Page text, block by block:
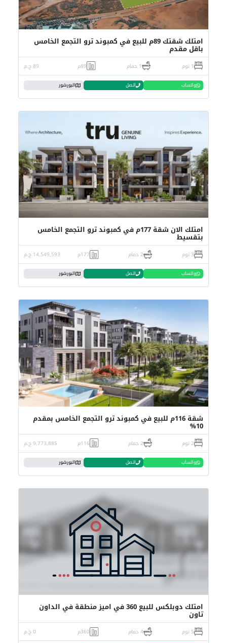
امتلك شقتك 89م للبيع في كمبوند ترو التجمع الخامس
باقل مقدم
1 نوم 1 حمام 89م 89 ج.م
واتساب اتصل البورشور
امتلك الان شقة 177م في كمبوند ترو التجمع الخامس
بتقسيط
3 نوم 2 حمام 177م 14,549,593 ج.م
واتساب اتصل البورشور
شقة 116م للبيع في كمبوند ترو التجمع الخامس بمقدم
10%
2 نوم 2 حمام 116م 9,773,885 ج.م
واتساب اتصل البورشور
امتلك دوبلكس للبيع 360 في اميز منطقة في الداون
تاون
5 نوم 4 حمام 360م 0 ج.م